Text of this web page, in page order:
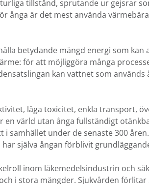
tillstånd, sprutande ur gejsrar
ånga är det mest använda
betydande mängd energi som
för att möjliggöra många
kan vattnet som
låga toxicitet, enkla transport,
en värld utan ånga fullständigt
i samhället under de senaste 300
själva ångan förblivit
inom läkemedelsindustrin och
i stora mängder. Sjukvården